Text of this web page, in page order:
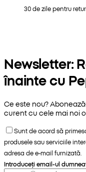
30 de zile pentru
Newsletter:
înainte cu
Ce este nou?
curent cu cele mai noi
Sunt de acord să
produsele sau serviciile
adresa de e-mail furnizată.
Introduceți email-ul